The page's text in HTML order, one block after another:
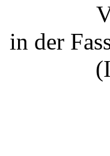
in der